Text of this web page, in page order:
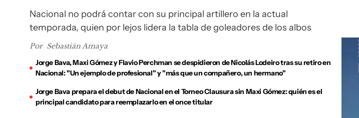
Nacional no podrá contar con su principal artillero en la actual
temporada, quien por lejos lidera la tabla de goleadores de los albos
Por Sebastián Amaya
Jorge Bava, Maxi Gómez y Flavio Perchman se despidieron de Nicolás Lodeiro tras su retiro en
Nacional: "Un ejemplo de profesional" y "más que un compañero, un hermano"
Jorge Bava prepara el debut de Nacional en el Torneo Clausura sin Maxi Gómez: quién es el
principal candidato para reemplazarlo en el once titular